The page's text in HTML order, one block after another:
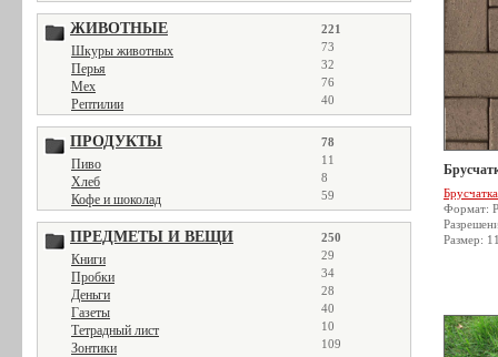
ЖИВОТНЫЕ 221
Шкуры животных 73
Перья 32
Мех 76
Рептилии 40
ПРОДУКТЫ 78
Пиво 11
Хлеб 8
Кофе и шоколад 59
ПРЕДМЕТЫ И ВЕЩИ 250
Книги 29
Пробки 34
Деньги 28
Газеты 40
Тетрадный лист 10
Зонтики 109
Брусчатка
Формат:
Размер: